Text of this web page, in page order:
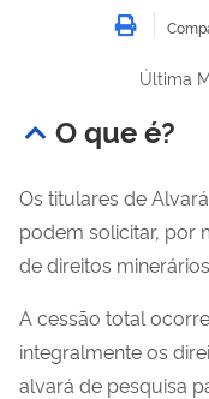
Última
O que é?
Os titulares de
podem solicitar, por
de direitos
A cessão total
integralmente os
alvará de pesquisa